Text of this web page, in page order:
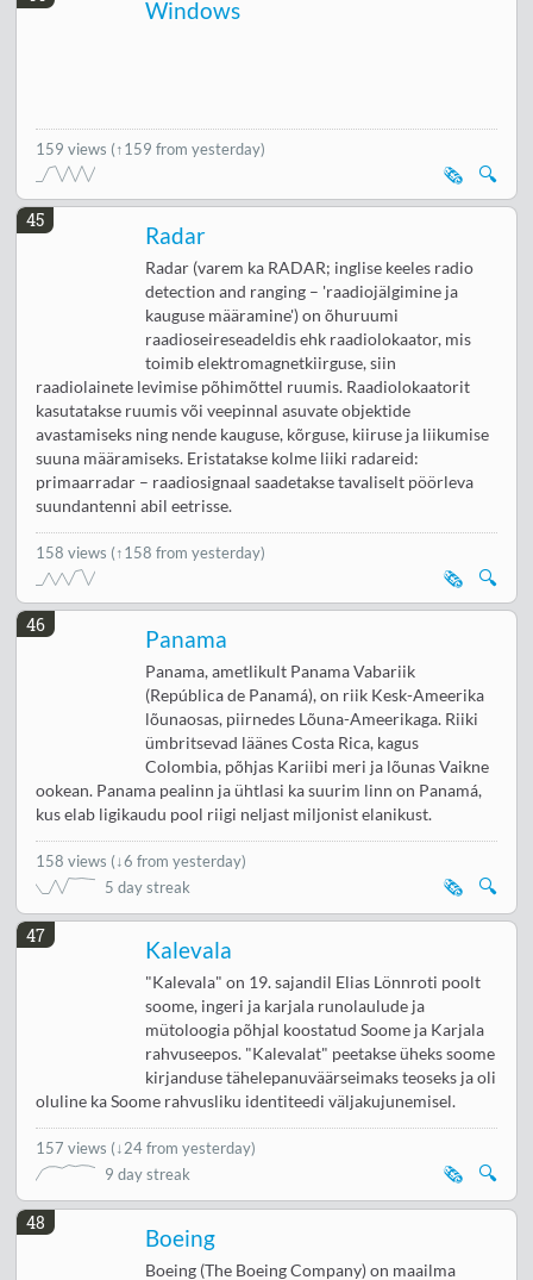
Windows
159 views (↑159 from yesterday)
🔍
🗞️
45
Radar
Radar (varem ka RADAR; inglise keeles radio
detection and ranging – 'raadiojälgimine ja
kauguse määramine') on õhuruumi
raadioseireseadeldis ehk raadiolokaator, mis
toimib elektromagnetkiirguse, siin
raadiolainete levimise põhimõttel ruumis. Raadiolokaatorit
kasutatakse ruumis või veepinnal asuvate objektide
avastamiseks ning nende kauguse, kõrguse, kiiruse ja liikumise
suuna määramiseks. Eristatakse kolme liiki radareid:
primaarradar – raadiosignaal saadetakse tavaliselt pöörleva
suundantenni abil eetrisse.
158 views (↑158 from yesterday)
🔍
🗞️
46
Panama
Panama, ametlikult Panama Vabariik
(República de Panamá), on riik Kesk-Ameerika
lõunaosas, piirnedes Lõuna-Ameerikaga. Riiki
ümbritsevad läänes Costa Rica, kagus
Colombia, põhjas Kariibi meri ja lõunas Vaikne
ookean. Panama pealinn ja ühtlasi ka suurim linn on Panamá,
kus elab ligikaudu pool riigi neljast miljonist elanikust.
158 views (↓6 from yesterday)
5 day streak
🔍
🗞️
47
Kalevala
"Kalevala" on 19. sajandil Elias Lönnroti poolt
soome, ingeri ja karjala runolaulude ja
mütoloogia põhjal koostatud Soome ja Karjala
rahvuseepos. "Kalevalat" peetakse üheks soome
kirjanduse tähelepanuväärseimaks teoseks ja oli
oluline ka Soome rahvusliku identiteedi väljakujunemisel.
157 views (↓24 from yesterday)
9 day streak
🔍
🗞️
48
Boeing
Boeing (The Boeing Company) on maailma